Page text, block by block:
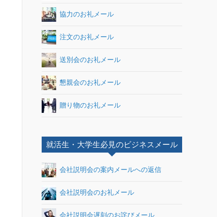
協力のお礼メール
注文のお礼メール
送別会のお礼メール
懇親会のお礼メール
贈り物のお礼メール
就活生・大学生必見のビジネスメール
会社説明会の案内メールへの返信
会社説明会のお礼メール
会社説明会遅刻のお詫びメール